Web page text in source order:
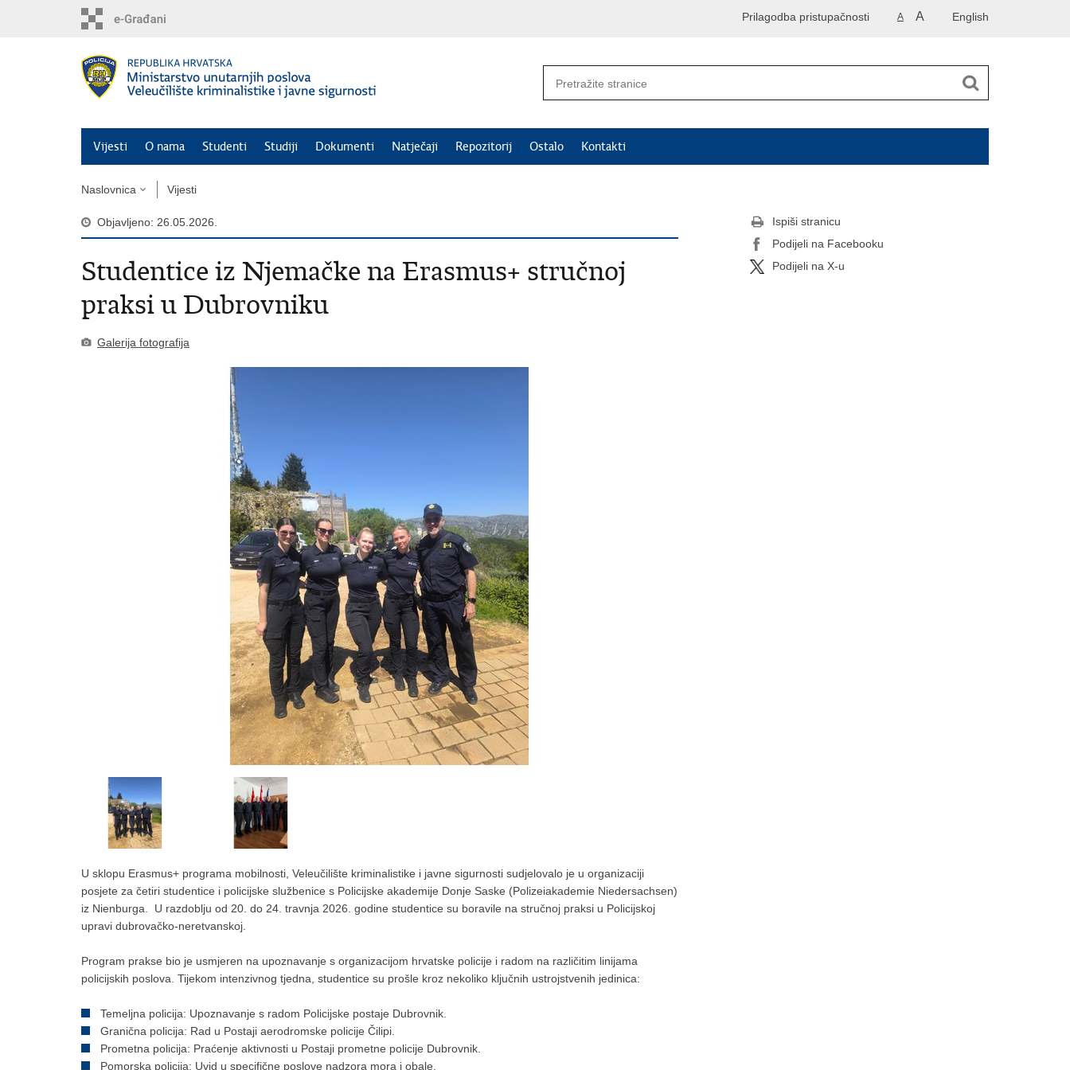
English
A A
Prilagodba pristupačnosti
Vijesti O nama Studenti Studiji Dokumenti Natječaji Repozitorij Ostalo Kontakti
Naslovnica Vijesti
Objavljeno: 26.05.2026.
Studentice iz Njemačke na Erasmus+ stručnoj
praksi u Dubrovniku
Galerija fotografija
U sklopu Erasmus+ programa mobilnosti, Veleučilište kriminalistike i javne sigurnosti sudjelovalo je u organizaciji
posjete za četiri studentice i policijske službenice s Policijske akademije Donje Saske (Polizeiakademie Niedersachsen)
iz Nienburga. U razdoblju od 20. do 24. travnja 2026. godine studentice su boravile na stručnoj praksi u Policijskoj
upravi dubrovačko-neretvanskoj.
Program prakse bio je usmjeren na upoznavanje s organizacijom hrvatske policije i radom na različitim linijama
policijskih poslova. Tijekom intenzivnog tjedna, studentice su prošle kroz nekoliko ključnih ustrojstvenih jedinica:
Temeljna policija: Upoznavanje s radom Policijske postaje Dubrovnik.
Granična policija: Rad u Postaji aerodromske policije Čilipi.
Prometna policija: Praćenje aktivnosti u Postaji prometne policije Dubrovnik.
Pomorska policija: Uvid u specifične poslove nadzora mora i obale.
Ispiši stranicu
Podijeli na Facebooku
Podijeli na X-u